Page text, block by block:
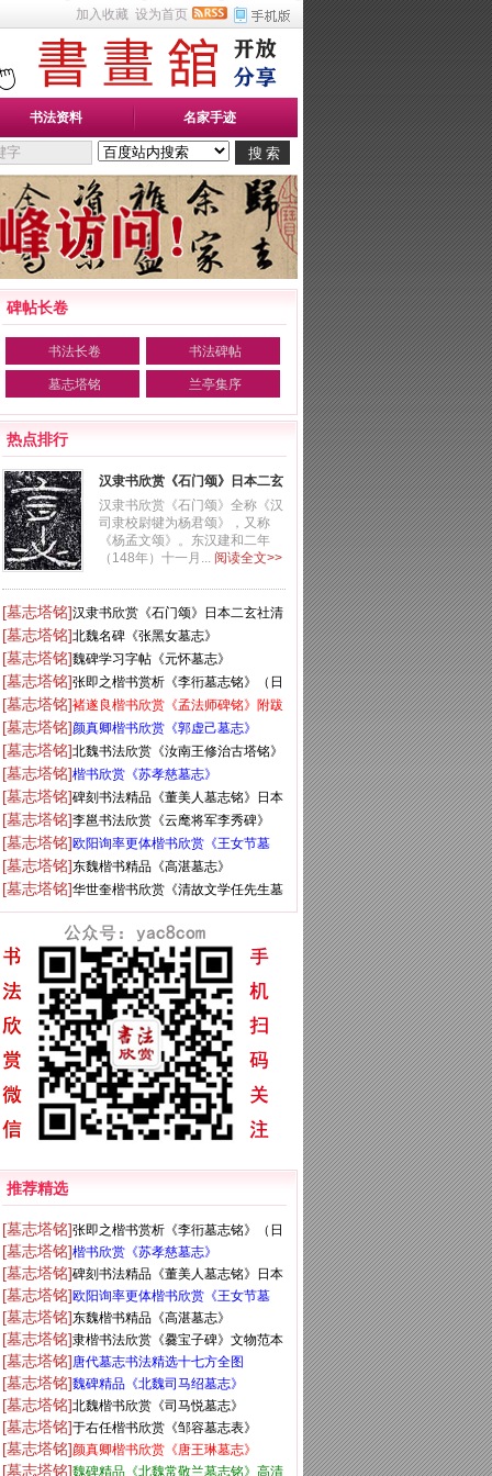
加入收藏 设为首页
书法资料 名家手迹
碑帖长卷
书法长卷 书法碑帖
墓志塔铭 兰亭集序
热点排行
汉隶书欣赏《石门颂》日本二玄
社清晰版
汉隶书欣赏《石门颂》全称《汉
司隶校尉犍为杨君颂》，又称
《杨孟文颂》。东汉建和二年
（148年）十一月... 阅读全文>>
[墓志塔铭]汉隶书欣赏《石门颂》日本二玄社清
晰版
[墓志塔铭]北魏名碑《张黑女墓志》
[墓志塔铭]魏碑学习字帖《元怀墓志》
[墓志塔铭]张即之楷书赏析《李衎墓志铭》（日
本藏）
[墓志塔铭]褚遂良楷书欣赏《孟法师碑铭》附跋
[墓志塔铭]颜真卿楷书欣赏《郭虚己墓志》
[墓志塔铭]北魏书法欣赏《汝南王修治古塔铭》
[墓志塔铭]楷书欣赏《苏孝慈墓志》
[墓志塔铭]碑刻书法精品《董美人墓志铭》日本
二玄社高清版
[墓志塔铭]李邕书法欣赏《云麾将军李秀碑》
[墓志塔铭]欧阳询率更体楷书欣赏《王女节墓
志》全图
[墓志塔铭]东魏楷书精品《高湛墓志》
[墓志塔铭]华世奎楷书欣赏《清故文学任先生墓
表》
推荐精选
[墓志塔铭]张即之楷书赏析《李衎墓志铭》（日
本藏）
[墓志塔铭]楷书欣赏《苏孝慈墓志》
[墓志塔铭]碑刻书法精品《董美人墓志铭》日本
二玄社高清版
[墓志塔铭]欧阳询率更体楷书欣赏《王女节墓
志》全图
[墓志塔铭]东魏楷书精品《高湛墓志》
[墓志塔铭]隶楷书法欣赏《爨宝子碑》文物范本
[墓志塔铭]唐代墓志书法精选十七方全图
[墓志塔铭]魏碑精品《北魏司马绍墓志》
[墓志塔铭]北魏楷书欣赏《司马悦墓志》
[墓志塔铭]于右任楷书欣赏《邹容墓志表》
[墓志塔铭]颜真卿楷书欣赏《唐王琳墓志》
[墓志塔铭]魏碑精品《北魏常敬兰墓志铭》高清